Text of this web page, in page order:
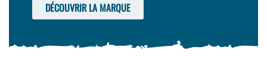
DÉCOUVRIR LA MARQUE